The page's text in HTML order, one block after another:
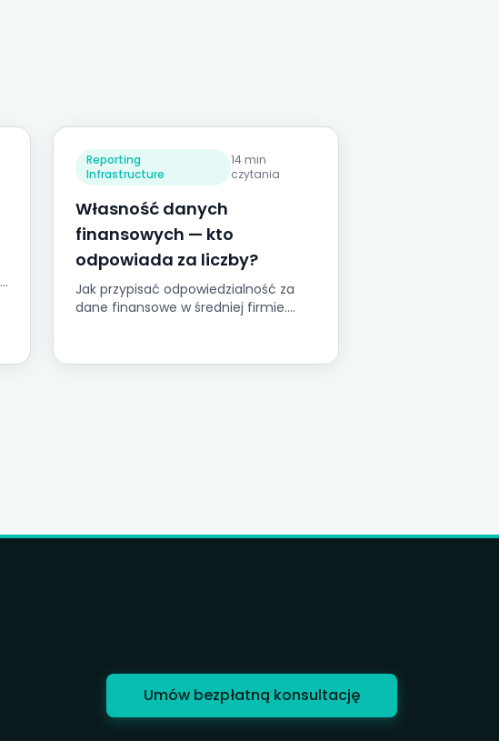
Reporting
Infrastructure
14 min
czytania
Własność danych
finansowych — kto
odpowiada za liczby?
Jak przypisać odpowiedzialność za
dane finansowe w średniej firmie.
Umów bezpłatną konsultację